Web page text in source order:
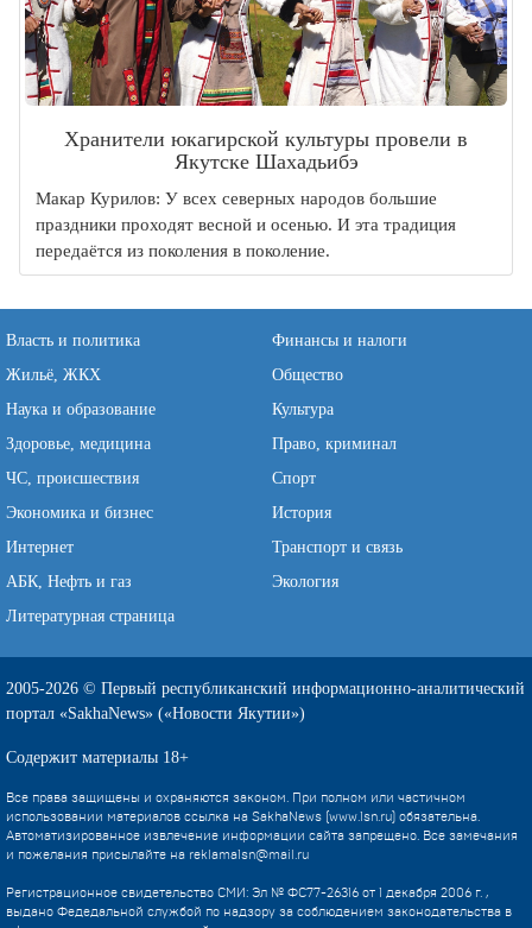
Хранители юкагирской культуры провели в
Якутске Шахадьибэ
Макар Курилов: У всех северных народов большие
праздники проходят весной и осенью. И эта традиция
передаётся из поколения в поколение.
Власть и политика
Финансы и налоги
Жильё, ЖКХ
Общество
Наука и образование
Культура
Здоровье, медицина
Право, криминал
ЧС, происшествия
Спорт
Экономика и бизнес
История
Интернет
Транспорт и связь
АБК, Нефть и газ
Экология
Литературная страница
2005-2026 © Первый республиканский информационно-аналитический
портал «SakhaNews» («Новости Якутии»)
Содержит материалы 18+
Все права защищены и охраняются законом. При полном или частичном
использовании материалов ссылка на SakhaNews (www.1sn.ru) обязательна.
Автоматизированное извлечение информации сайта запрещено. Все замечания
и пожелания присылайте на reklama1sn@mail.ru
Регистрационное свидетельство СМИ: Эл № ФС77-26316 от 1 декабря 2006 г. ,
выдано Федедальной службой по надзору за соблюдением законодательства в